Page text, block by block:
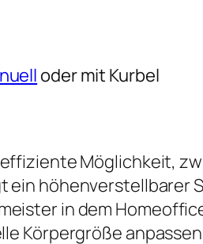
oder mit Kurbel
Möglichkeit,
höhenverstellbarer
in dem
Körpergröße